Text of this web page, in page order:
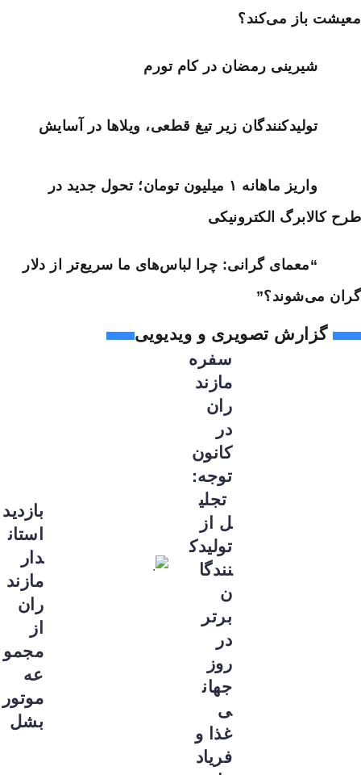
معیشت باز می‌کند؟
شیرینی رمضان در کام تورم
تولیدکنندگان زیر تیغ قطعی، ویلاها در آسایش
واریز ماهانه ۱ میلیون تومان؛ تحول جدید در
طرح کالابرگ الکترونیکی
“معمای گرانی: چرا لباس‌های ما سریع‌تر از دلار
گران می‌شوند؟”
گزارش تصویری و ویدیویی
سفره
مازند
ران
در
کانون
توجه:
تجلی
ل از
تولیدک
نندگا
ن
برتر
در
روز
جهان
ی
غذا و
فریاد
بازدید
استان
دار
مازند
ران
از
مجمو
عه
موتور
بشل